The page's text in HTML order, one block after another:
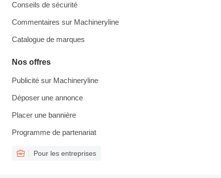
Conseils de sécurité
Commentaires sur Machineryline
Catalogue de marques
Nos offres
Publicité sur Machineryline
Déposer une annonce
Placer une bannière
Programme de partenariat
Pour les entreprises